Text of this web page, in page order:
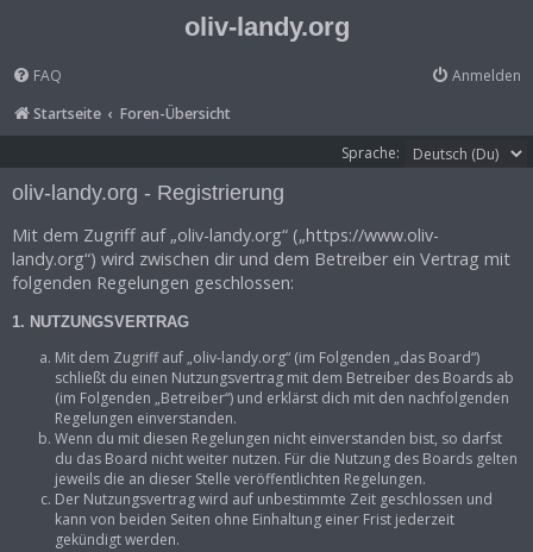
oliv-landy.org
FAQ
Anmelden
Startseite
Foren-Übersicht
Sprache:
oliv-landy.org - Registrierung
Mit dem Zugriff auf „oliv-landy.org“ („https://www.oliv-
landy.org“) wird zwischen dir und dem Betreiber ein Vertrag mit
folgenden Regelungen geschlossen:
1. NUTZUNGSVERTRAG
Mit dem Zugriff auf „oliv-landy.org“ (im Folgenden „das Board“)
schließt du einen Nutzungsvertrag mit dem Betreiber des Boards ab
(im Folgenden „Betreiber“) und erklärst dich mit den nachfolgenden
Regelungen einverstanden.
Wenn du mit diesen Regelungen nicht einverstanden bist, so darfst
du das Board nicht weiter nutzen. Für die Nutzung des Boards gelten
jeweils die an dieser Stelle veröffentlichten Regelungen.
Der Nutzungsvertrag wird auf unbestimmte Zeit geschlossen und
kann von beiden Seiten ohne Einhaltung einer Frist jederzeit
gekündigt werden.